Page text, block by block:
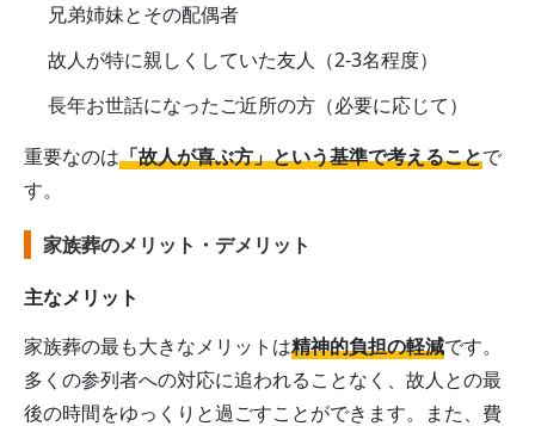
兄弟姉妹とその配偶者
故人が特に親しくしていた友人（2-3名程度）
長年お世話になったご近所の方（必要に応じて）
重要なのは「故人が喜ぶ方」という基準で考えることで
す。
家族葬のメリット・デメリット
主なメリット
家族葬の最も大きなメリットは精神的負担の軽減です。
多くの参列者への対応に追われることなく、故人との最
後の時間をゆっくりと過ごすことができます。また、費